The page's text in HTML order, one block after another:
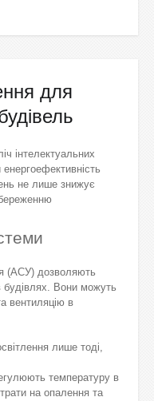
для
інтелектуальних
не лише знижує
(АСУ) дозволяють
будівлях. Вони можуть
вентиляцію в
лише тоді,
температуру в
на опалення та